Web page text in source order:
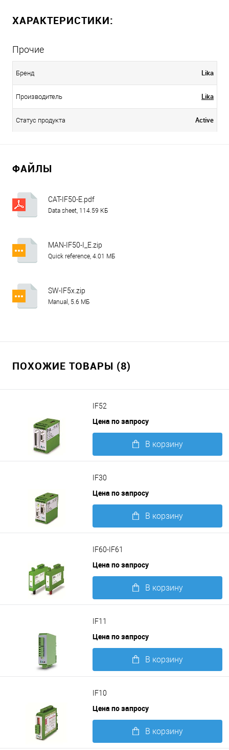
ХАРАКТЕРИСТИКИ:
Прочие
Бренд Lika
Производитель Lika
Статус продукта Active
ФАЙЛЫ
CAT-IF50-E.pdf
Data sheet, 114.59 КБ
MAN-IF50-I_E.zip
Quick reference, 4.01 МБ
SW-IF5x.zip
Manual, 5.6 МБ
ПОХОЖИЕ ТОВАРЫ (8)
IF52
Цена по запросу
В корзину
IF30
Цена по запросу
В корзину
IF60-IF61
Цена по запросу
В корзину
IF11
Цена по запросу
В корзину
IF10
Цена по запросу
В корзину